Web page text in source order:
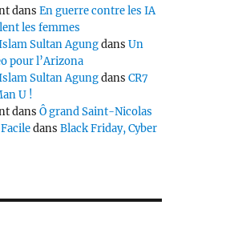
dansEn guerre contre les IA
les femmes
Sultan AgungdansUn
pour l’Arizona
Sultan AgungdansCR7
U !
dansÔ grand Saint-Nicolas
dansBlack Friday, Cyber